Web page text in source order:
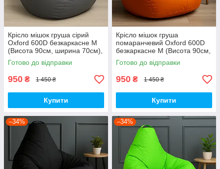
Крісло мішок груша сірий
Oxford 600D безкаркасне M
(Висота 90см, ширина 70см),
для дітей до 7 років
Готово до відправки
950 ₴ 1 450 ₴
Купити
Крісло мішок груша
помаранчевий Oxford 600D
безкаркасне M (Висота 90см,
ширина 70см), для дітей до 7
років
Готово до відправки
950 ₴ 1 450 ₴
Купити
–34% –34%